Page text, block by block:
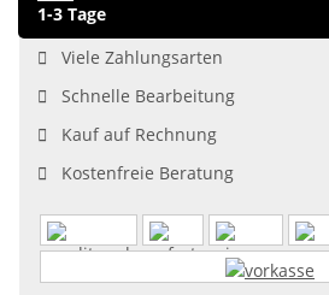
1-3 Tage
Viele Zahlungsarten
Schnelle Bearbeitung
Kauf auf Rechnung
Kostenfreie Beratung